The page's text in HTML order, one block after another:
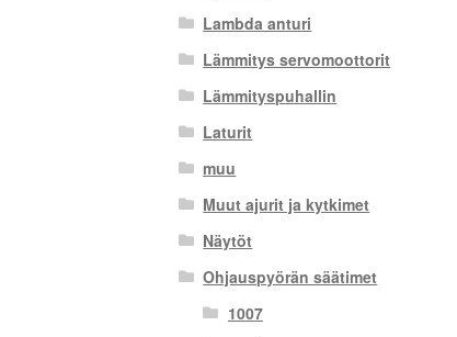
Lambda anturi
Lämmitys servomoottorit
Lämmityspuhallin
Laturit
muu
Muut ajurit ja kytkimet
Näytöt
Ohjauspyörän säätimet
1007